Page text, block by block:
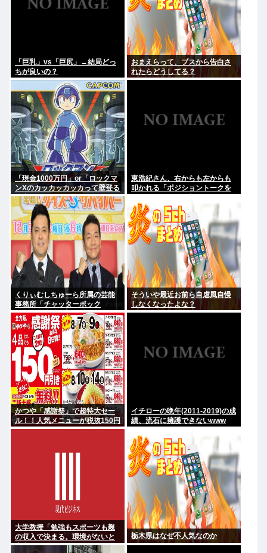
「巨乳」vs「巨尻」→結局どっ
ちが良いの？
おまえらって、ブスから告白さ
れたらどうしてる？
「現金1000万円」or「ロックマ
ンXのカッカッカッカって壁登る
能力」
東浩紀さん、右からも左からも
叩かれる「ポジショントークを
擁護されるwww
くりぃむしちゅーら所属の芸能
事務所「チャッターボック
ス」、熊本地震被災地に災害義
援金寄付を発表
そういや最近お前ら自虐風自慢
しなくなったよな？
かつや「感謝祭」で超特大セー
ル！！人気メニューが税抜150円
引き！！！
イチローの晩年(2011-2019)の成
績、流石に擁護できないwww
大学教授「勉強もスポーツも親
の収入で決まる。環境がないと
出来るわけがない」
栃木県はなぜ不人気なのか